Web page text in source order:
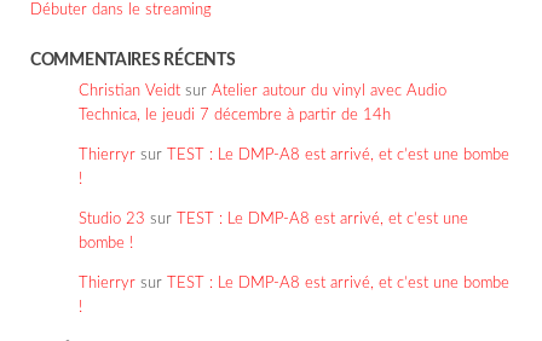
Débuter dans le streaming
COMMENTAIRES RÉCENTS
Christian Veidt sur Atelier autour du vinyl avec Audio
Technica, le jeudi 7 décembre à partir de 14h
Thierryr sur
TEST : Le DMP-A8 est arrivé, et c’est une bombe
!
Studio 23 sur
TEST : Le DMP-A8 est arrivé, et c’est une
bombe !
Thierryr sur
TEST : Le DMP-A8 est arrivé, et c’est une bombe
!